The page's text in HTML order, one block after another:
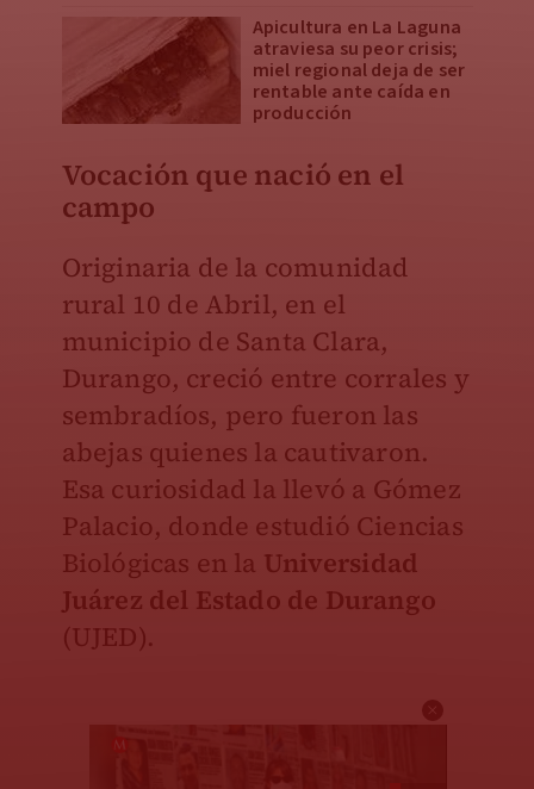
Apicultura en La Laguna
atraviesa su peor crisis;
miel regional deja de ser
rentable ante caída en
producción
Vocación que nació en el
campo
Originaria de la comunidad
rural 10 de Abril, en el
municipio de Santa Clara,
Durango, creció entre corrales y
sembradíos, pero fueron las
abejas quienes la cautivaron.
Esa curiosidad la llevó a Gómez
Palacio, donde estudió Ciencias
Biológicas en la Universidad
Juárez del Estado de Durango
(UJED).